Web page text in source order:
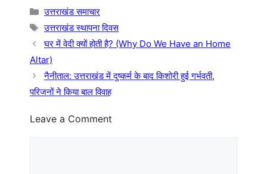
Categories
उत्तराखंड समाचार
Tags
उत्तराखंड स्थापना दिवस
घर में वेदी क्यों होती है? (Why Do We Have an Home
Altar)
नैनीताल: उत्तराखंड में दुष्कर्म के बाद किशोरी हुई गर्भवती,
परिजनों ने किया बाल विवाह
Leave a Comment